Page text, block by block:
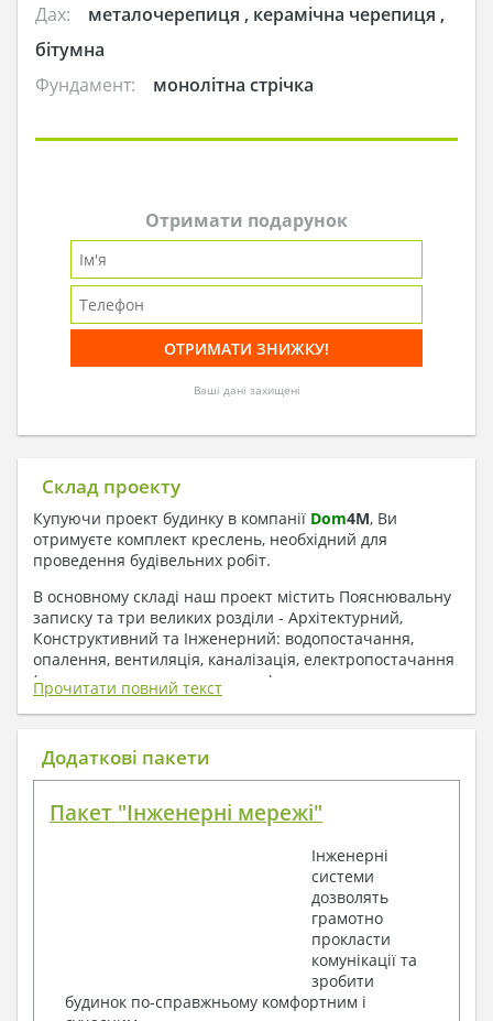
Дах:
металочерепиця , керамічна черепиця ,
бітумна
Фундамент:
монолітна стрічка
Отримати подарунок
Ваші дані захищені
Склад проекту
Купуючи проект будинку в компанії Dom4M, Ви
отримуєте комплект креслень, необхідний для
проведення будівельних робіт.
В основному складі наш проект містить Пояснювальну
записку та три великих розділи - Архітектурний,
Конструктивний та Інженерний: водопостачання,
опалення, вентиляція, каналізація, електропостачання
( купується за додаткову плату ).
1. До складу Архітектурного розділу
входять:
План покрівлі
Фасади з даними зовнішніх оздоблень
Елементи прорізів – специфікація
Дані перемичок – перетин та специфікація
Обсяги основних будівельних матеріалів
Архітектурні вузли в конструкціях
2. До складу Конструктивного розділу
Прочитати повний текст
Додаткові пакети
Пакет "Інженерні мережі"
Інженерні
системи
дозволять
грамотно
прокласти
комунікації та
зробити
будинок по-справжньому комфортним і